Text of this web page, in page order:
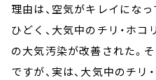
理由は、空気がキレイにな
ひどく、大気中のチリ・ホコ
の大気汚染が改善された。
ですが、実は、大気中のチ